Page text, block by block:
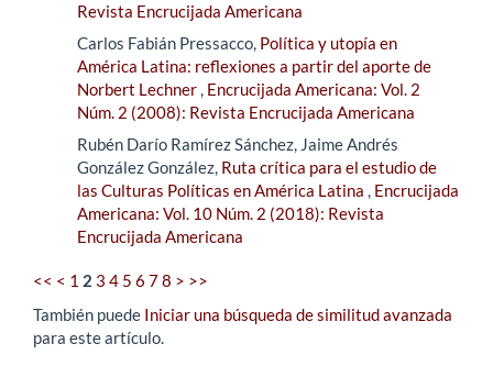
Revista Encrucijada Americana
Carlos Fabián Pressacco, Política y utopía en
América Latina: reflexiones a partir del aporte de
Norbert Lechner, Encrucijada Americana: Vol. 2
Núm. 2 (2008): Revista Encrucijada Americana
Rubén Darío Ramírez Sánchez, Jaime Andrés
González González, Ruta crítica para el estudio de
las Culturas Políticas en América Latina , Encrucijada
Americana: Vol. 10 Núm. 2 (2018): Revista
Encrucijada Americana
<< < 1 2 3 4 5 6 78 > >>
También puede Iniciar una búsqueda de similitud avanzada
para este artículo.